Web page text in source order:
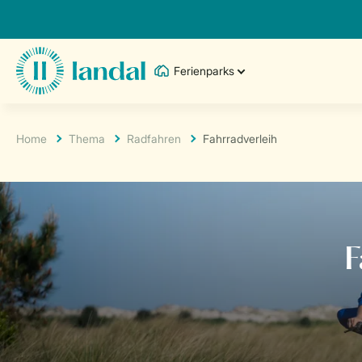
Ferienparks
Home Thema Radfahren Fahrradverleih